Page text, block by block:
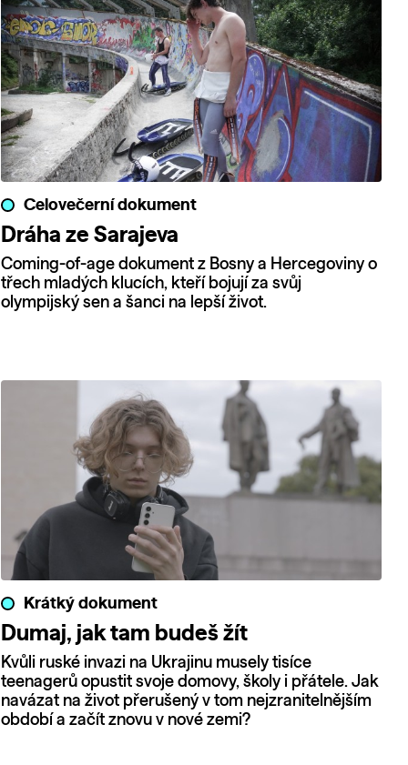
Celovečerní dokument
Dráha ze Sarajeva
Coming-of-age dokument z Bosny a Hercegoviny o
třech mladých klucích, kteří bojují za svůj
olympijský sen a šanci na lepší život.
Krátký dokument
Dumaj, jak tam budeš žít
Kvůli ruské invazi na Ukrajinu musely tisíce
teenagerů opustit svoje domovy, školy i přátele. Jak
navázat na život přerušený v tom nejzranitelnějším
období a začít znovu v nové zemi?